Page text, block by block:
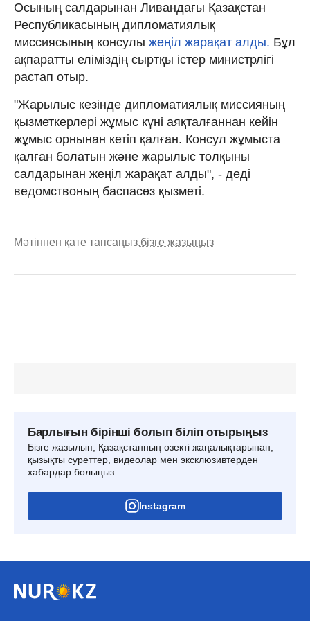
Осының салдарынан Ливандағы Қазақстан
Республикасының дипломатиялық
миссиясының консулы жеңіл жарақат алды. Бұл
ақпаратты еліміздің сыртқы істер министрлігі
растап отыр.
"Жарылыс кезінде дипломатиялық миссияның
қызметкерлері жұмыс күні аяқталғаннан кейін
жұмыс орнынан кетіп қалған. Консул жұмыста
қалған болатын және жарылыс толқыны
салдарынан жеңіл жарақат алды", - деді
ведомствоның баспасөз қызметі.
Мәтіннен қате тапсаңыз,бізге жазыңыз
Барлығын бірінші болып біліп отырыңыз
Бізге жазылып, Қазақстанның өзекті жаңалықтарынан,
қызықты суреттер, видеолар мен эксклюзивтерден
хабардар болыңыз.
Instagram